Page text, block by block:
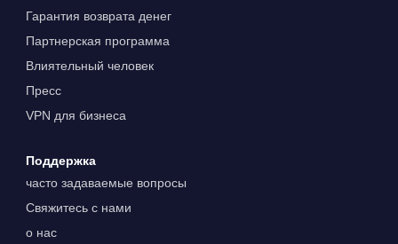
Гарантия возврата денег
Партнерская программа
Влиятельный человек
Пресс
VPN для бизнеса
Поддержка
часто задаваемые вопросы
Свяжитесь с нами
о нас